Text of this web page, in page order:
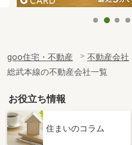
goo住宅・不動産 不動産会社
総武本線の不動産会社一覧
お役立ち情報
住まいのコラム